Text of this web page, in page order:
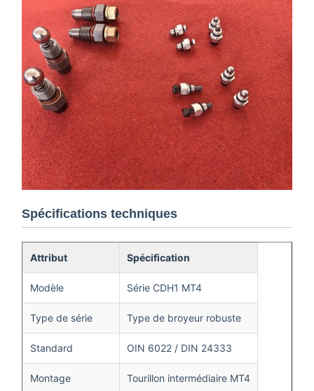
Spécifications techniques
Attribut Spécification
Modèle Série CDH1 MT4
Type de série Type de broyeur robuste
Standard OIN 6022 / DIN 24333
Montage Tourillon intermédiaire MT4